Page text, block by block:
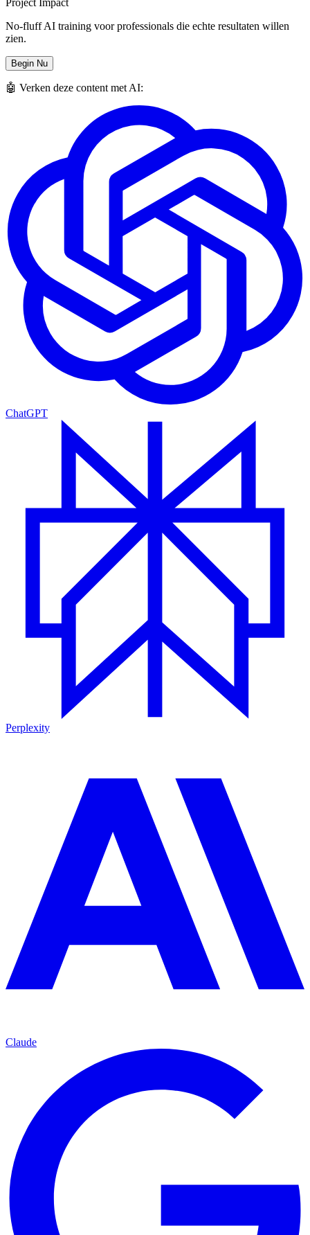
Project Impact
No-fluff AI training voor professionals die echte resultaten willen
zien.
Begin Nu
🤖 Verken deze content met AI:
ChatGPT
Perplexity
Claude